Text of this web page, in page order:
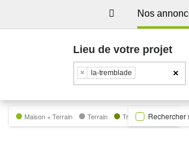
Nos
Lieu de votre projet
×
× la-tremblade
Maison + Terrain Terrain Trecobat GreenRechercher